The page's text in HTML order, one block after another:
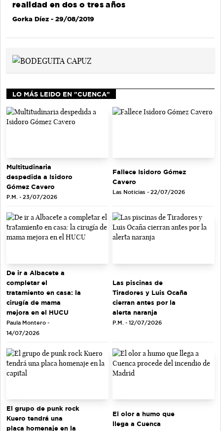
realidad en dos o tres años
Gorka Díez - 29/08/2019
LO MÁS LEIDO EN "CUENCA"
Multitudinaria
despedida a Isidoro
Gómez Cavero
P.M. - 23/07/2026
Fallece Isidoro Gómez
Cavero
Las Noticias - 22/07/2026
De ir a Albacete a
completar el
tratamiento en casa: la
cirugía de mama
mejora en el HUCU
Paula Montero -
14/07/2026
Las piscinas de
Tiradores y Luis Ocaña
cierran antes por la
alerta naranja
P.M. - 12/07/2026
El grupo de punk rock
Kuero tendrá una
placa homenaje en la
El olor a humo que
llega a Cuenca